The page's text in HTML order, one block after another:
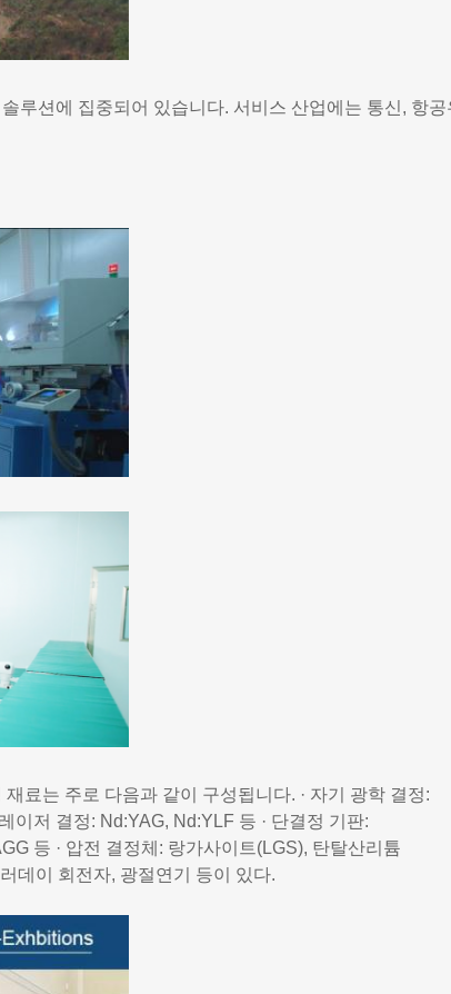
루션에 집중되어 있습니다. 서비스 산업에는 통신, 항공
료는 주로 다음과 같이 구성됩니다. · 자기 광학 결정:
이저 결정: Nd:YAG, Nd:YLF 등 · 단결정 기판:
등 · 압전 결정체: 랑가사이트(LGS), 탄탈산리튬
데이 회전자, 광절연기 등이 있다.